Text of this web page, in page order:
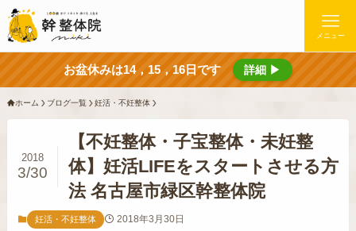
メニュー
お盆休みは14，15，16日です 詳細 ▶
ホーム ブログ一覧 妊活・不妊整体
【不妊整体・子宝整体・未妊整
体】妊活LIFEをスタートさせる方
法 名古屋市緑区幹整体院
2018
3/30
妊活・不妊整体 2018年3月30日